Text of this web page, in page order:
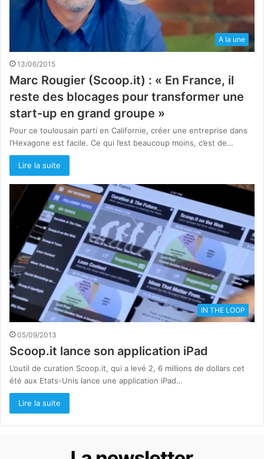
A la une
13/06/2015
Marc Rougier (Scoop.it) : « En France, il
reste des blocages pour transformer une
start-up en grand groupe »
Pour ce toulousain parti en Californie, créer une entreprise dans
l’Hexagone est facile. Ce qui l’est beaucoup moins, c’est de…
Lire la suite
IN THE LOOP
05/09/2013
Scoop.it lance son application iPad
L’outil de curation Scoop.it, qui a levé 2, 6 millions de dollars cet
été aux Etats-Unis lance une application iPad…
Lire la suite